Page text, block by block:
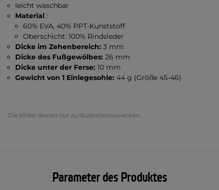
leicht waschbar
Material :
60% EVA, 40% PPT-Kunststoff
Oberschicht: 100% Rindsleder
Dicke im Zehenbereich:3 mm
Dicke des Fußgewölbes: 26 mm
Dicke unter der Ferse:10 mm
Gewicht von 1 Einlegesohle: 44 g (Größe 45-46)
Die Bilder dienen nur zu Illustrationszwecken.
Parameter des Produktes